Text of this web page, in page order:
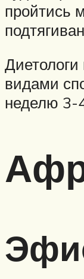
пройтись
видами
неделю 3-